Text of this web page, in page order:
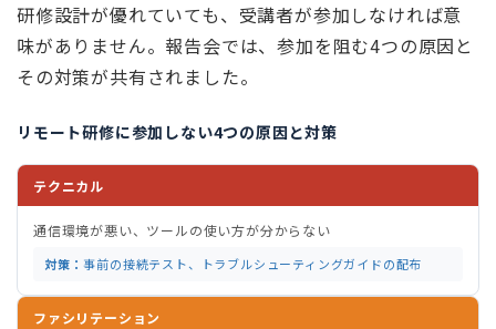
研修設計が優れていても、受講者が参加しなければ意
味がありません。報告会では、参加を阻む4つの原因と
その対策が共有されました。
リモート研修に参加しない4つの原因と対策
テクニカル
通信環境が悪い、ツールの使い方が分からない
対策：事前の接続テスト、トラブルシューティングガイドの配布
ファシリテーション